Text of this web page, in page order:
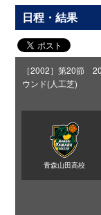
日程・結果
［2002］第20節
ウンド(人工芝)
青森山田高校